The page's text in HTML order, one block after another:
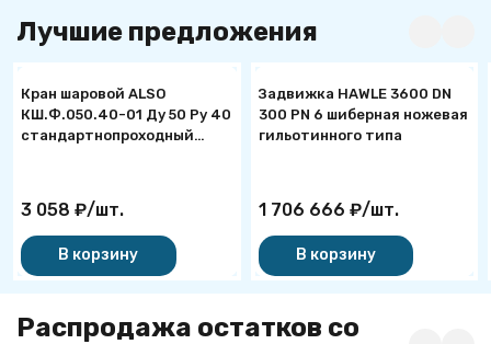
Лучшие предложения
Кран шаровой ALSO
КШ.Ф.050.40-01 Ду 50 Ру 40
стандартнопроходный
3 058 ₽/шт.
В корзину
Задвижка HAWLE 3600 DN
300 PN 6 шиберная ножевая
гильотинного типа
1 706 666 ₽/шт.
В корзину
Распродажа остатков со